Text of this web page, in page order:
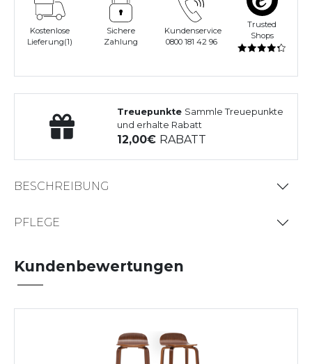
Kostenlose
Lieferung(1)
Sichere
Zahlung
Kundenservice
0800 181 42 96
Trusted
Shops
Treuepunkte Sammle Treuepunkte
und erhalte Rabatt
12,00 RABATT
BESCHREIBUNG
PFLEGE
Kundenbewertungen